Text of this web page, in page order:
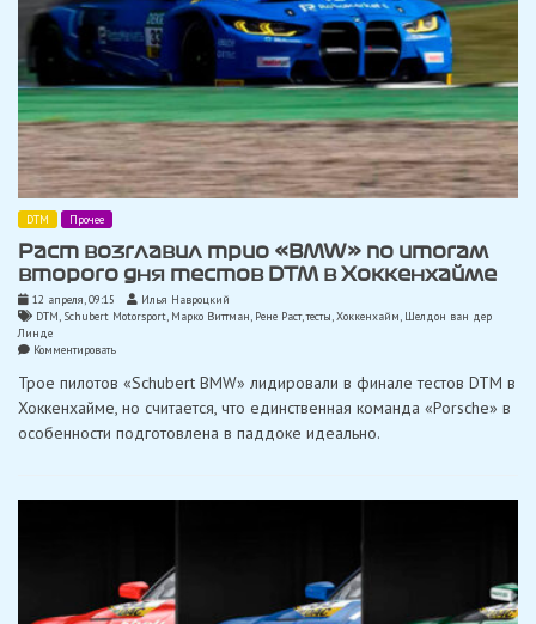
DTM Прочее
Раст возглавил трио «BMW» по итогам
второго дня тестов DTM в Хоккенхайме
12 апреля, 09:15
Илья Навроцкий
DTM, Schubert Motorsport, Марко Виттман, Рене Раст,тесты,Хоккенхайм, Шелдон ван дер
Линде
Комментироватьon
возглавил
«BMW»
по
тестов
Трое пилотов «Schubert BMW» лидировали в финале тестов DTM в
Хоккенхайме, но считается, что единственная команда «Porsche» в
особенности подготовлена ​​в паддоке идеально.